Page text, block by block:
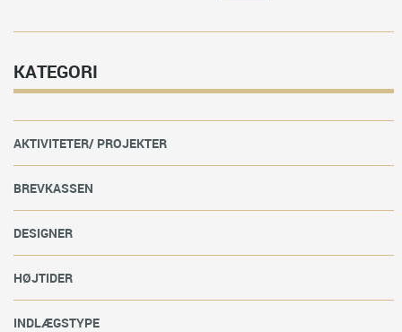
KATEGORI
AKTIVITETER/ PROJEKTER
BREVKASSEN
DESIGNER
HØJTIDER
INDLÆGSTYPE